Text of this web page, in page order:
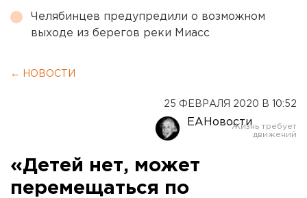
Челябинцев предупредили о возможном
выходе из берегов реки Миасс
← НОВОСТИ
25 ФЕВРАЛЯ 2020 В 10:52
ЕАНовости
«Детей нет, может
перемещаться по